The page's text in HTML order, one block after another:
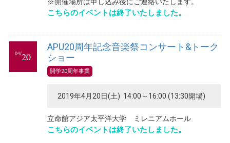
こちらのイベントは終了いたしました。
04/20
APU20周年記念音楽祭コンサート&トーク
ショー
開学20周年事業
2019年4月20日(土) 14:00～16:00 (13:30開場)
立命館アジア太平洋大学 ミレニアムホール
こちらのイベントは終了いたしました。